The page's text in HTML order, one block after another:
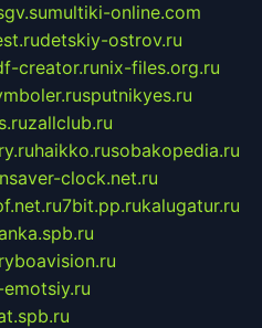
multiki-online.com
detskiy-ostrov.ru
creator.runix-files.org.ru
sputnikyes.ru
zallclub.ru
haikko.rusobakopedia.ru
clock.net.ru
7bit.pp.rukalugatur.ru